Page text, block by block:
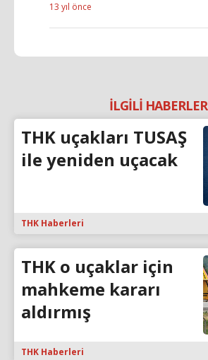
13 yıl önce
İLGİLİ HABERLER
THK uçakları TUSAŞ
ile yeniden uçacak
THK Haberleri
THK o uçaklar için
mahkeme kararı
aldırmış
THK Haberleri